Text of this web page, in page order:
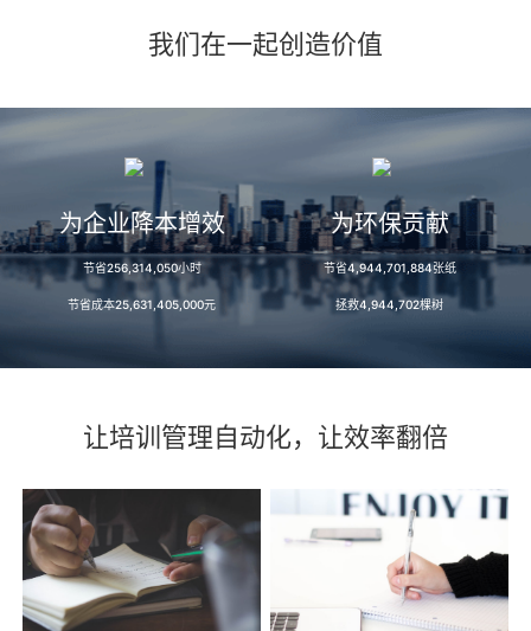
我们在一起创造价值
为企业降本增效
节省256,314,050小时
节省成本25,631,405,000元
为环保贡献
节省4,944,701,884张纸
拯救4,944,702棵树
让培训管理自动化，让效率翻倍